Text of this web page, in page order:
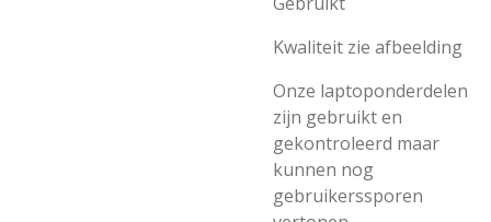
Kwaliteit zie afbeelding
Onze laptoponderdelen
zijn gebruikt en
gekontroleerd maar
kunnen nog
gebruikerssporen